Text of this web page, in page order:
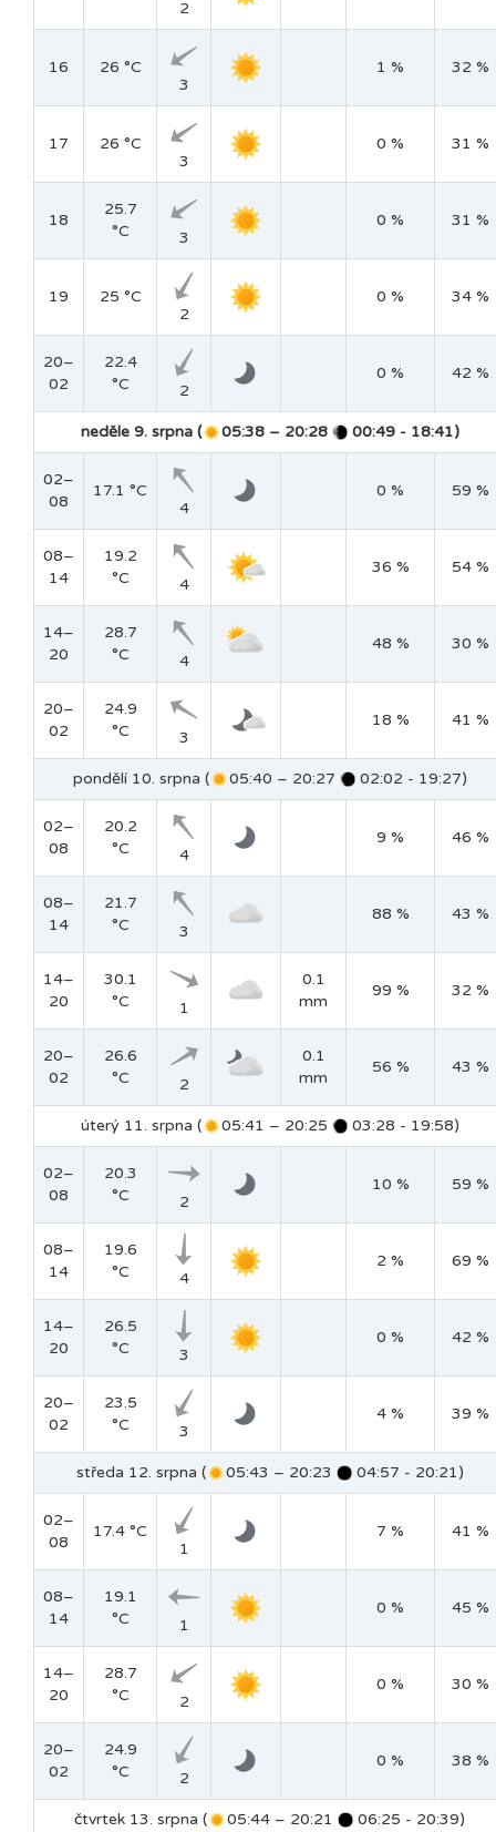
2
16
26 °C
3
1 % 32 %
17
26 °C
3
0 % 31 %
18
25.7
°C
3
0 % 31 %
19
25 °C
2
0 % 34 %
20–
02
22.4
°C
2
0 % 42 %
neděle 9. srpna ( 05:38 – 20:28 00:49 - 18:41)
02–
08
17.1 °C
4
0 % 59 %
08–
14
19.2
°C
4
36 % 54 %
14–
20
28.7
°C
4
48 % 30 %
20–
02
24.9
°C
3
18 % 41 %
pondělí 10. srpna ( 05:40 – 20:27 02:02 - 19:27)
02–
08
20.2
°C
4
9 % 46 %
08–
14
21.7
°C
3
88 % 43 %
14–
20
30.1
°C
1
0.1
mm
99 % 32 %
20–
02
26.6
°C
2
0.1
mm
56 % 43 %
úterý 11. srpna ( 05:41 – 20:25 03:28 - 19:58)
02–
08
20.3
°C
2
10 % 59 %
08–
14
19.6
°C
4
2 % 69 %
14–
20
26.5
°C
3
0 % 42 %
20–
02
23.5
°C
3
4 % 39 %
středa 12. srpna ( 05:43 – 20:23 04:57 - 20:21)
02–
08
17.4 °C
1
7 % 41 %
08–
14
19.1
°C
1
0 % 45 %
14–
20
28.7
°C
2
0 % 30 %
20–
02
24.9
°C
2
0 % 38 %
čtvrtek 13. srpna ( 05:44 – 20:21 06:25 - 20:39)